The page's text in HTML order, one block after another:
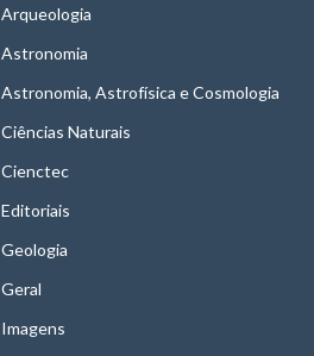
Arqueologia
Astronomia
Astronomia, Astrofísica e Cosmologia
Ciências Naturais
Cienctec
Editoriais
Geologia
Geral
Imagens